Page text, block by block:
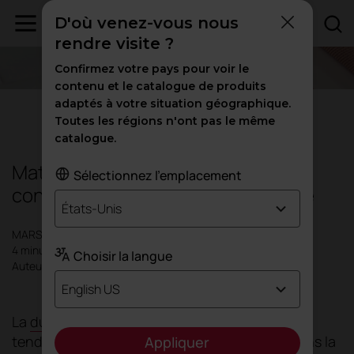
Durabilité
Matériaux durables : la clé d'une
conception responsable et efficace
MARS 2025
4 minutes
Auteur: Actiu
La durabilité
tendance à une nécessité non négociable dans la
D'où venez-vous nous
rendre visite ?
Confirmez votre pays pour voir le
contenu et le catalogue de produits
adaptés à votre situation géographique.
Toutes les régions n'ont pas le même
catalogue.
Sélectionnez l'emplacement
États-Unis
Choisir la langue
English US
Appliquer